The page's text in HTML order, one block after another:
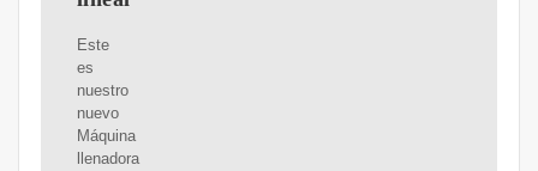
Este
es
nuestro
nuevo
Máquina
llenadora